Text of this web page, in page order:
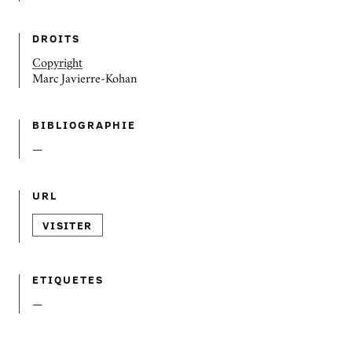
DROITS
Copyright
Marc Javierre-Kohan
BIBLIOGRAPHIE
—
URL
VISITER
ETIQUETES
—